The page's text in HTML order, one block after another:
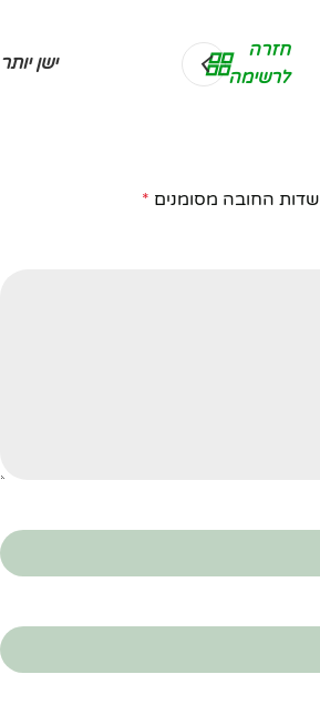
חזרה
לרשימה
ישן יותר
שדות החובה מסומנים *